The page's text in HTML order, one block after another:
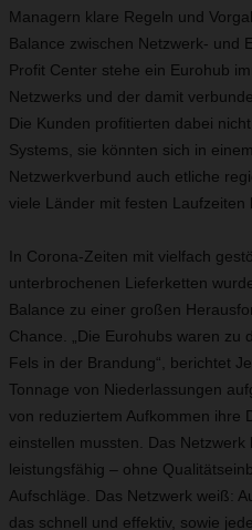
Managern klare Regeln und
Balance zwischen Netzwerk- und
Profit Center stehe ein Eurohub
Netzwerks und der damit
Die Kunden profitierten dabei
Systems, sie könnten sich in
Netzwerkverbund auch etliche
viele Länder mit festen Laufzeiten
In Corona-Zeiten mit vielfach
unterbrochenen Lieferketten
Balance zu einer großen
Chance. „Die Eurohubs waren zu
Fels in der Brandung“, berichtet
Tonnage von Niederlassungen
von reduziertem Aufkommen ihre
einstellen mussten. Das
leistungsfähig – ohne
Aufschläge. Das Netzwerk weiß:
das schnell und effektiv, sowie